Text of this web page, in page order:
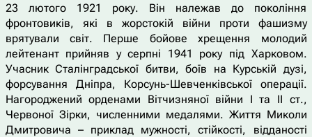
23 лютого 1921 року. Він належав до покоління
фронтовиків, які в жорстокій війни проти фашизму
врятували світ. Перше бойове хрещення молодий
лейтенант прийняв у серпні 1941 року під Харковом.
Учасник Сталінградської битви, боїв на Курській дузі,
форсування Дніпра, Корсунь-Шевченківської операції.
Нагороджений орденами Вітчизняної війни І та ІІ ст.,
Червоної Зірки, численними медалями. Життя Миколи
Дмитровича – приклад мужності, стійкості, відданості